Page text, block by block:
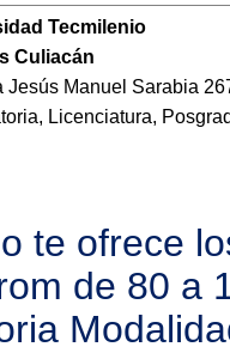
Tecmilenio
Culiacán
Jesús Manuel Sarabia
Licenciatura,
te ofrece
de 80 a